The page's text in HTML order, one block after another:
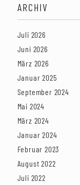
ARCHIV
Juli 2026
Juni 2026
März 2026
Januar 2025
September 2024
Mai 2024
März 2024
Januar 2024
Februar 2023
August 2022
Juli 2022